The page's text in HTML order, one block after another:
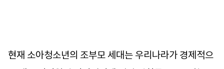
현재 소아청소년의 조부모 세대는 우리나라가 경제적으